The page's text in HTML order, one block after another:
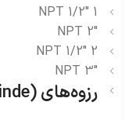
1 1/2″ NPT
2″ NPT
2 1/2″ NPT
3″ NPT
رزوه‌های PG (Panzergewinde):